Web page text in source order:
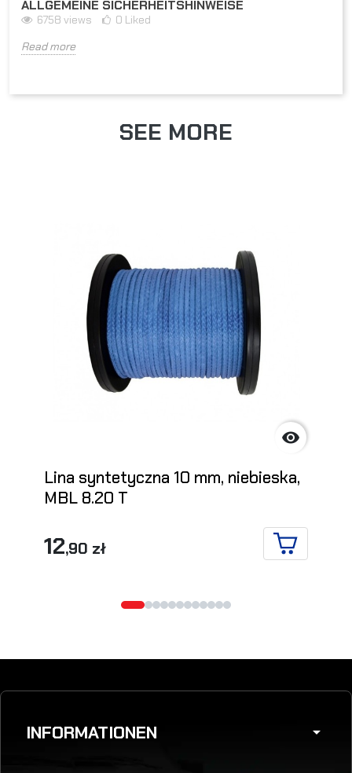
ALLGEMEINE SICHERHEITSHINWEISE
6758 views 0 Liked
Read more
SEE MORE

Lina syntetyczna 10 mm, niebieska,
MBL 8.20 T
12,90 zł
IN DEN
INFORMATIONEN arrow_drop_down